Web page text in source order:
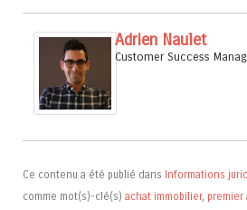
Adrien Naulet
Customer Success
Ce contenu a été publié dans Informations
comme mot(s)-clé(s) achat immobilier, premier